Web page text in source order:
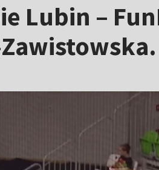
Lubin –